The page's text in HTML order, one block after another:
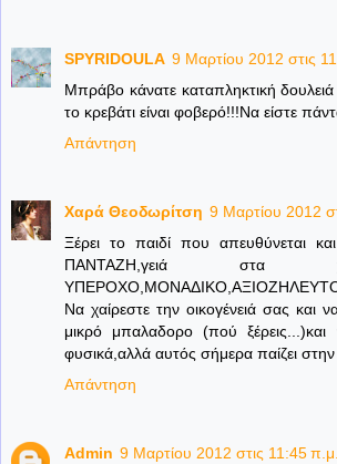
SPYRIDOULA 9 Μαρτίου 2012 στις
Μπράβο κάνατε καταπληκτική δουλειά
το κρεβάτι είναι φοβερό!!!Να είστε
Απάντηση
Χαρά Θεοδωρίτση 9 Μαρτίου 2012
Ξέρει το παιδί που απευθύνεται
ΠΑΝΤΑΖΗ,γειά στα
Να χαίρεστε την οικογένειά σας και
μικρό μπαλαδορο (πού
φυσικά,αλλά αυτός σήμερα παίζει
Απάντηση
Admin 9 Μαρτίου 2012 στις 11:45 π.μ.